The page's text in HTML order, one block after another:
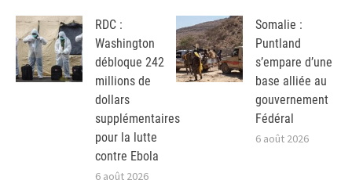
RDC :
Washington
débloque 242
millions de
dollars
supplémentaires
pour la lutte
contre Ebola
6 août 2026
Somalie :
Puntland
s’empare d’une
base alliée au
gouvernement
Fédéral
6 août 2026